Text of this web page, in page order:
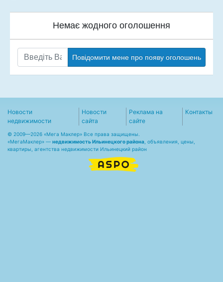
Немає жодного оголошення
Повідомити мене про появу оголошень
Новости
недвижимости
Новости
сайта
Реклама на
сайте
Контакты
© 2009—2026 «Мега Маклер» Все права защищены.
«МегаМаклер» — недвижимость Ильинецкого района , объявления, цены,
квартиры, агентства недвижимости Ильинецкий район